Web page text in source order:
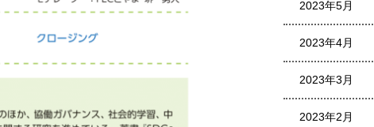
2023年5月
2023年4月
2023年3月
2023年2月